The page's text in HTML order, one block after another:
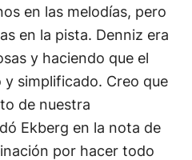
en las melodías, pero
en la pista. Denniz era
y haciendo que el
simplificado. Creo que
de nuestra
Ekberg en la nota de
por hacer todo